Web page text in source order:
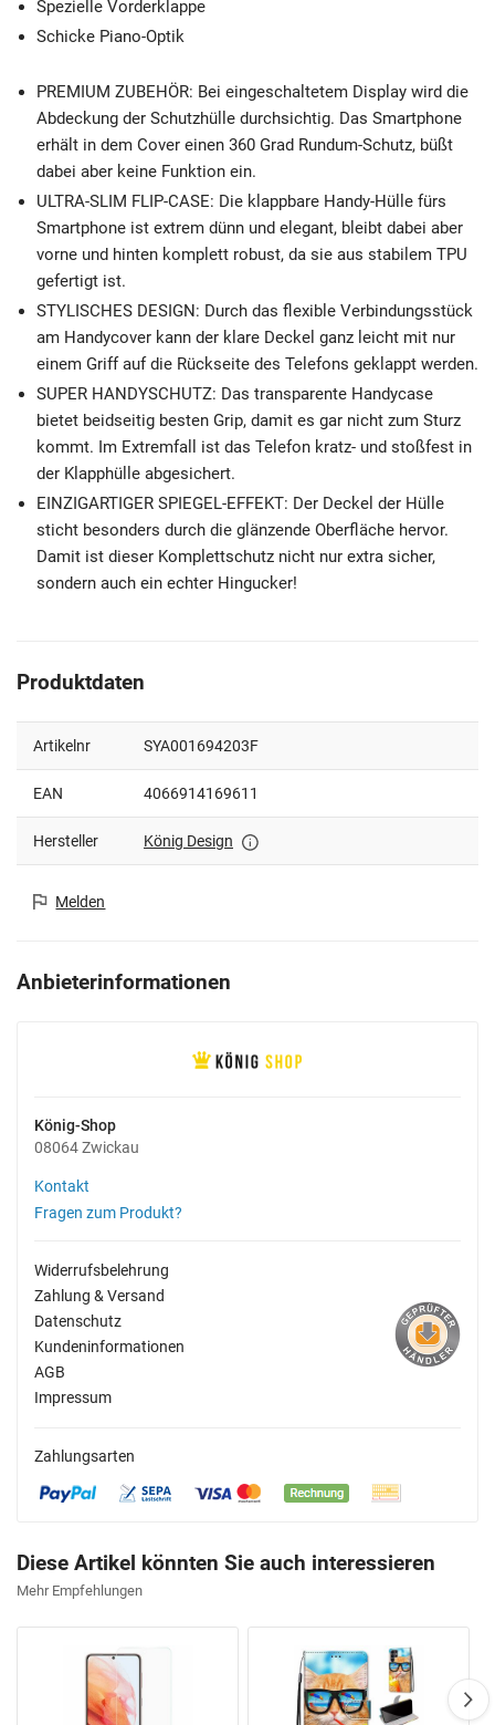
Spezielle Vorderklappe
Schicke Piano-Optik
PREMIUM ZUBEHÖR: Bei eingeschaltetem Display wird die
Abdeckung der Schutzhülle durchsichtig. Das Smartphone
erhält in dem Cover einen 360 Grad Rundum-Schutz, büßt
dabei aber keine Funktion ein.
ULTRA-SLIM FLIP-CASE: Die klappbare Handy-Hülle fürs
Smartphone ist extrem dünn und elegant, bleibt dabei aber
vorne und hinten komplett robust, da sie aus stabilem TPU
gefertigt ist.
STYLISCHES DESIGN: Durch das flexible Verbindungsstück
am Handycover kann der klare Deckel ganz leicht mit nur
einem Griff auf die Rückseite des Telefons geklappt werden.
SUPER HANDYSCHUTZ: Das transparente Handycase
bietet beidseitig besten Grip, damit es gar nicht zum Sturz
kommt. Im Extremfall ist das Telefon kratz- und stoßfest in
der Klapphülle abgesichert.
EINZIGARTIGER SPIEGEL-EFFEKT: Der Deckel der Hülle
sticht besonders durch die glänzende Oberfläche hervor.
Damit ist dieser Komplettschutz nicht nur extra sicher,
sondern auch ein echter Hingucker!
Produktdaten
Artikelnr SYA001694203F
EAN 4066914169611
Hersteller König Design
Melden
Anbieterinformationen
König-Shop
08064 Zwickau
Kontakt
Fragen zum Produkt?
Widerrufsbelehrung
Zahlung & Versand
Datenschutz
Kundeninformationen
AGB
Impressum
Zahlungsarten
Diese Artikel könnten Sie auch interessieren
Mehr Empfehlungen